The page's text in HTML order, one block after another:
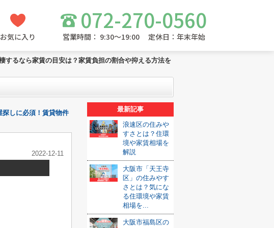
お気に入り
072-270-0560
営業時間： 9:30～19:00 定休日：年末年始
するなら家賃の目安は？家賃負担の割合や抑える方法を
探しに必須！賃貸物件
2022-12-11
最新記事
浪速区の住みや
すさとは？住環
境や家賃相場を
解説
大阪市「天王寺
区」の住みやす
さとは？気にな
る住環境や家賃
相場を...
大阪市福島区の